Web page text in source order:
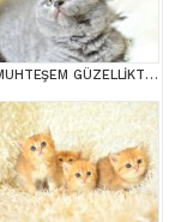
MUHTEŞEM GÜZELLİKTE GRİ BRİTİSH